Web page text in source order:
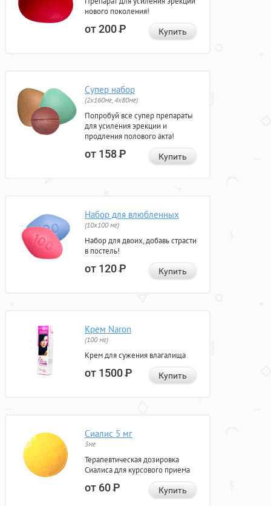
нового поколения!
от 200Р Купить
Супер набор
(2х160мг, 4х80мг)
Попробуй все супер препараты
для усиления эрекции и
продления полового акта!
от 158Р Купить
Набор для влюбленных
(10х100 мг)
Набор для двоих, добавь страсти
в постель!
от 120Р Купить
Крем Naron
(100 мг)
Крем для сужения влагалища
от 1500Р Купить
Сиалис 5 мг
5мг
Терапевтическая дозировка
Сиалиса для курсового приема
от 60Р Купить